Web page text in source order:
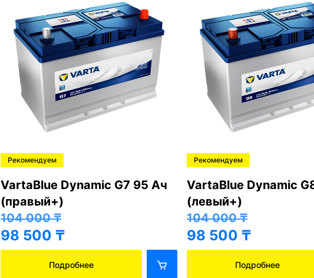
Рекомендуем
VartaBlue Dynamic G7 95 Ач
(правый+)
104 000₸
98 500 ₸
Подробнее
Рекомендуем
VartaBlue Dynamic
(левый+)
104 000₸
98 500 ₸
Подробнее